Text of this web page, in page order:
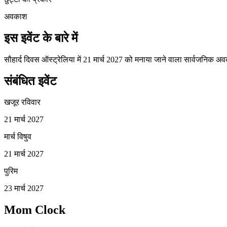
अवकाश
इस इवेंट के बारे में
सौहार्द दिवस ऑस्ट्रेलिया में 21 मार्च 2027 को मनाया जाने वाला सार्वजनिक
संबंधित इवेंट
खजूर रविवार
21 मार्च 2027
मार्च विषुव
21 मार्च 2027
पुरिम
23 मार्च 2027
Mom Clock